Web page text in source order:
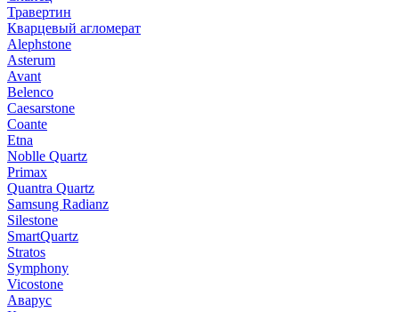
Травертин
Кварцевый агломерат
Alephstone
Asterum
Avant
Belenco
Caesarstone
Coante
Etna
Noblle Quartz
Primax
Quantra Quartz
Samsung Radianz
Silestone
SmartQuartz
Stratos
Symphony
Vicostone
Аварус